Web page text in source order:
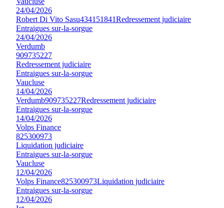
24/04/2026
Robert Di Vito Sasu434151841Redressement judiciaire
Entraigues sur-la-sorgue
24/04/2026
Verdumb
909735227
Redressement judiciaire
Entraigues sur-la-sorgue
Vaucluse
14/04/2026
Verdumb909735227Redressement judiciaire
Entraigues sur-la-sorgue
14/04/2026
Volps Finance
825300973
Liquidation judiciaire
Entraigues sur-la-sorgue
Vaucluse
12/04/2026
Volps Finance825300973Liquidation judiciaire
Entraigues sur-la-sorgue
12/04/2026